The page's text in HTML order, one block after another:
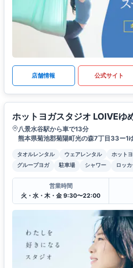
店舗情報 公式サイト
ホットヨガスタジオ LOIVEゆ
八景水谷駅から車で13分
熊本県菊池郡菊陽町光の森7丁目33ー1
タオルレンタル ウェアレンタル ホット
グループヨガ
駐車場 シャワー ロッ
営業時間
火・水・木・金 9:30〜22:00